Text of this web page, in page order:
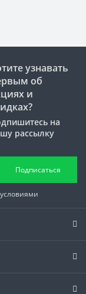
узнавать
об
и
на
рассылку
Подписаться